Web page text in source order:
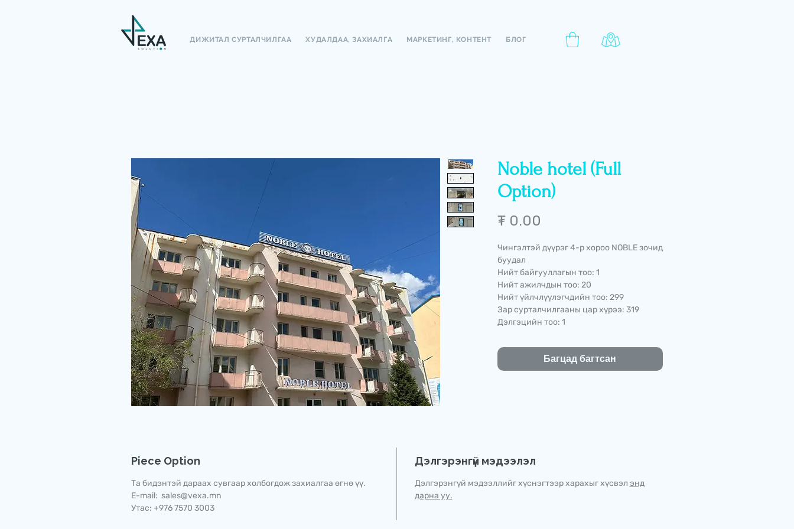
ДИЖИТАЛ СУРТАЛЧИЛГАА ХУДАЛДАА, ЗАХИАЛГА МАРКЕТИНГ, КОНТЕНТ БЛОГ
Noble hotel (Full
Option)
₮ 0.00
Чингэлтэй дүүрэг 4-р хороо NOBLE зочид
буудал
Нийт байгууллагын тоо: 1
Нийт ажилчдын тоо: 20
Нийт үйлчлүүлэгчдийн тоо: 299
Зар сурталчилгааны цар хүрээ: 319
Дэлгэцийн тоо: 1
Багцад багтсан
Piece Option
Та бидэнтэй дараах сувгаар холбогдож захиалгаа өгнө үү.
E-mail: sales@vexa.mn
Утас: +976 7570 3003
Дэлгэрэнгүй мэдээлэл
Дэлгэрэнгүй мэдээллийг хүснэгтээр харахыг хүсвэл энд
дарна уу.